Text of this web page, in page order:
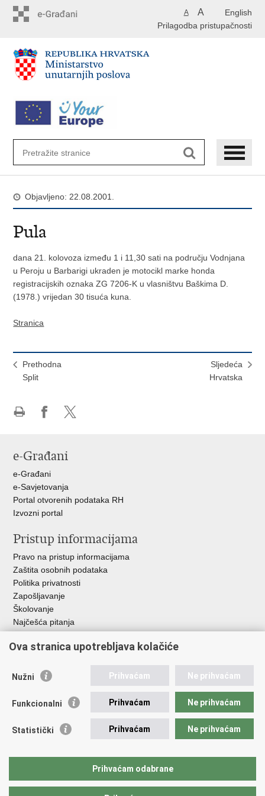
English
A A
Prilagodba pristupačnosti
Objavljeno: 22.08.2001.
Pula
dana 21. kolovoza između 1 i 11,30 sati na području Vodnjana
u Peroju u Barbarigi ukraden je motocikl marke honda
registracijskih oznaka ZG 7206-K u vlasništvu Baškima D.
(1978.) vrijedan 30 tisuća kuna.
Stranica
Prethodna
Split
Sljedeća
Hrvatska
Facebooku
X-
e-Građani
e-Građani
e-Savjetovanja
Portal otvorenih podataka RH
Izvozni portal
Pristup informacijama
Pravo na pristup informacijama
Zaštita osobnih podataka
Politika privatnosti
Zapošljavanje
Školovanje
Najčešća pitanja
Važne poveznice
EMN Nacionalna kontaktna točka za Republiku Hrvatsku
Policijska akademija
Zaklada policijske solidarnosti
Udruge
Ova stranica upotrebljava kolačiće
Nužni Prihvaćam Ne prihvaćam
Funkcionalni Prihvaćam Ne prihvaćam
Statistički Prihvaćam Ne prihvaćam
Prihvaćam odabrane